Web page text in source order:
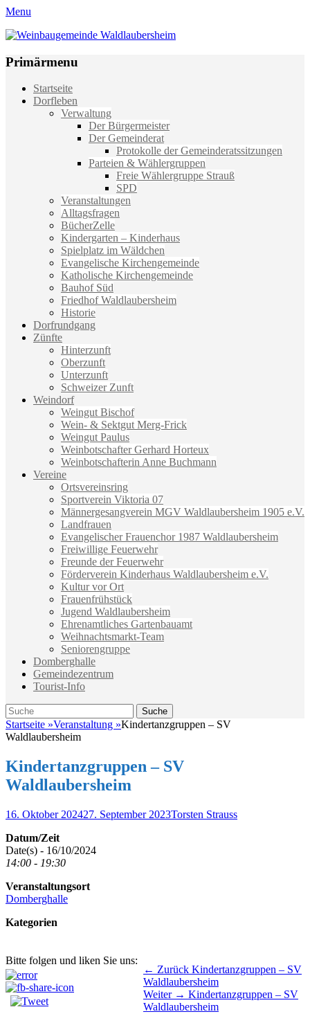
Menu
Weinbaugemeinde Waldlaubersheim
Primärmenu
Weiter
zum
Startseite
Dorfleben
Verwaltung
Der Bürgermeister
Der Gemeinderat
Protokolle der Gemeinderatssitzungen
Parteien & Wählergruppen
Freie Wählergruppe Strauß
SPD
Veranstaltungen
Alltagsfragen
BücherZelle
Kindergarten – Kinderhaus
Spielplatz im Wäldchen
Evangelische Kirchengemeinde
Katholische Kirchengemeinde
Bauhof Süd
Friedhof Waldlaubersheim
Historie
Dorfrundgang
Zünfte
Hinterzunft
Oberzunft
Unterzunft
Schweizer Zunft
Weindorf
Weingut Bischof
Wein- & Sektgut Merg-Frick
Weingut Paulus
Weinbotschafter Gerhard Horteux
Weinbotschafterin Anne Buchmann
Vereine
Ortsvereinsring
Sportverein Viktoria 07
Männergesangverein MGV Waldlaubersheim 1905 e.V.
Landfrauen
Evangelischer Frauenchor 1987 Waldlaubersheim
Freiwillige Feuerwehr
Freunde der Feuerwehr
Förderverein Kinderhaus Waldlaubersheim e.V.
Kultur vor Ort
Frauenfrühstück
Jugend Waldlaubersheim
Ehrenamtliches Gartenbauamt
Weihnachtsmarkt-Team
Seniorengruppe
Domberghalle
Gemeindezentrum
Tourist-Info
Suche
Suche
nach:
Startseite »Veranstaltung »Kindertanzgruppen – SV
Waldlaubersheim
Kindertanzgruppen – SV
Waldlaubersheim
Veröffentlicht
16. Oktober 202427. September 2023Autor
Torsten Strauss
Datum/Zeit
Date(s) - 16/10/2024
14:00 - 19:30
Veranstaltungsort
Domberghalle
Kategorien
Bitte folgen und liken Sie uns:
Beitragsnavigation ← Zurück Vorhergehender
Beitrag:
Kindertanzgruppen – SV
Waldlaubersheim
Weiter → Nächster
Beitrag:
Kindertanzgruppen – SV
Waldlaubersheim